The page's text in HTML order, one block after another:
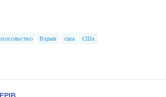
посольство Взрыв сша СШа